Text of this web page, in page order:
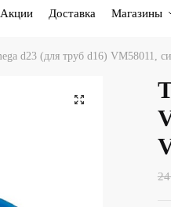
Акции Доставка Магазины
d23 (для труб d16) VM58011,
🔍